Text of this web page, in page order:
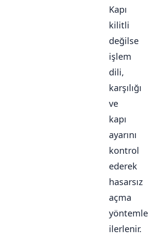
Kapı
kilitli
değilse
işlem
dili,
karşılığı
ve
kapı
ayarını
kontrol
ederek
hasarsız
açma
ilerlenir.